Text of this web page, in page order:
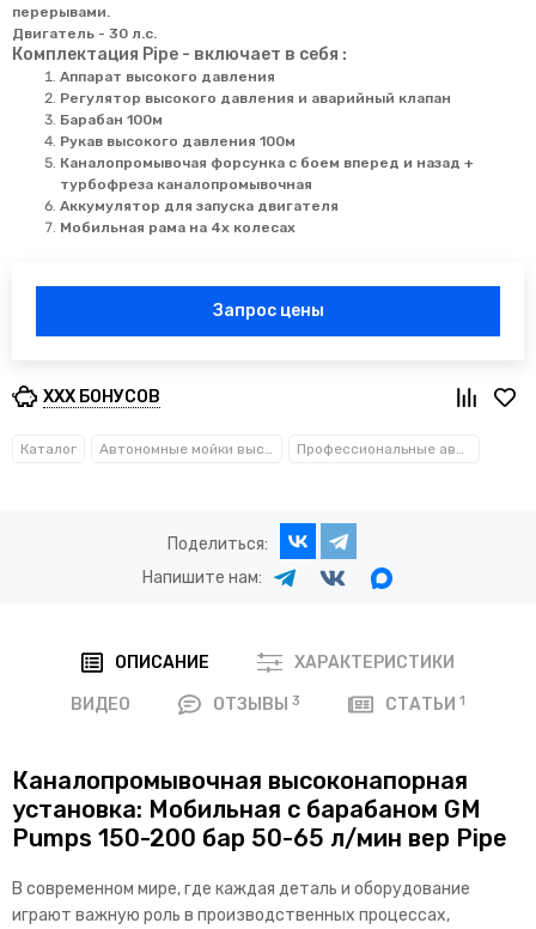
перерывами.
Двигатель - 30 л.с.
Комплектация Pipe - включает в себя :
Аппарат высокого давления
Регулятор высокого давления и аварийный клапан
Барабан 100м
Рукав высокого давления 100м
Каналопромывочая форсунка c боем вперед и назад +
турбофреза каналопромывочная
Аккумулятор для запуска двигателя
Мобильная рама на 4х колесах
Запрос цены
XXX БОНУСОВ
Каталог Автономные мойки высокого давления Профессиональные автономные аппараты высокого давления (АВД) до 120 л/мин и 300 бар
Поделиться:
Напишите нам:
ОПИСАНИЕ ХАРАКТЕРИСТИКИ
ВИДЕО ОТЗЫВЫ 3 СТАТЬИ 1
Каналопромывочная высоконапорная
установка: Мобильная с барабаном GM
Pumps 150-200 бар 50-65 л/мин вер Pipe
В современном мире, где каждая деталь и оборудование
играют важную роль в производственных процессах,